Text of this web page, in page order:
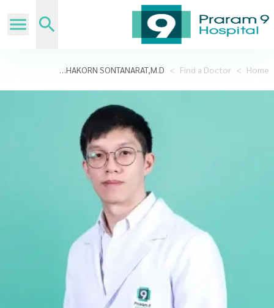
Home
>
Find a Doctor
>
PHONGPHAKORN SONTANARAT,M.D.